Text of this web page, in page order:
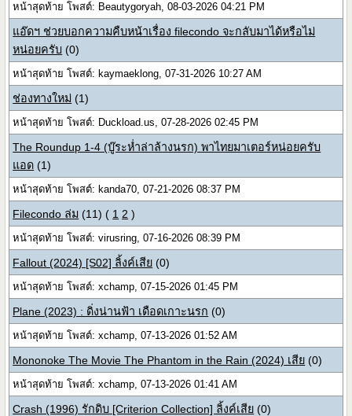
หน้าสุดท้าย โพสต์: Beautygoryah, 08-03-2026 04:21 PM
แอ๊ดฯ ช่วยบอกความคืบหน้าเรื่อง filecondo จะกลับมาได้หรือไม่
หน่อยครับ (0)
หน้าสุดท้าย โพสต์: kaymaeklong, 07-31-2026 10:27 AM
ช่องทางใหม่ (1)
หน้าสุดท้าย โพสต์: Duckload.us, 07-28-2026 02:45 PM
The Roundup 1-4 (บู๊ระห่ำล่าล้างนรก) พาไทยมาเตอร์หน่อยครับ
แอด (1)
หน้าสุดท้าย โพสต์: kanda70, 07-21-2026 08:37 PM
Filecondo ล่ม (11)( 1 2 )
หน้าสุดท้าย โพสต์: virusring, 07-16-2026 08:39 PM
Fallout (2024) [S02] ลิ้งค์เสีย (0)
หน้าสุดท้าย โพสต์: xchamp, 07-15-2026 01:45 PM
Plane (2023) : ดิ่งน่านฟ้า เดือดเกาะนรก (0)
หน้าสุดท้าย โพสต์: xchamp, 07-13-2026 01:52 AM
Mononoke The Movie The Phantom in the Rain (2024) เสีย (0)
หน้าสุดท้าย โพสต์: xchamp, 07-13-2026 01:41 AM
Crash (1996) รักดิบ [Criterion Collection] ลิ้งค์เสีย (0)